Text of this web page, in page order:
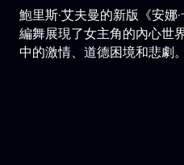
鮑里斯·艾夫曼的新版《安
編舞展現了女主角的內心世
中的激情、道德困境和悲劇。